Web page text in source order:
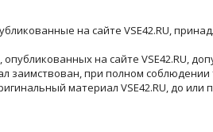
на сайте VSE42.RU,
на сайте VSE42.RU,
заимствован, при полном
материал VSE42.RU, до или